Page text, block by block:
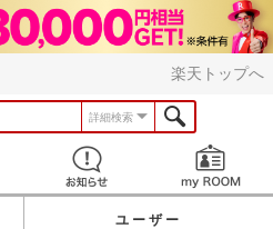
楽天トップへ
詳細検索
見つける お知らせ
ユーザー